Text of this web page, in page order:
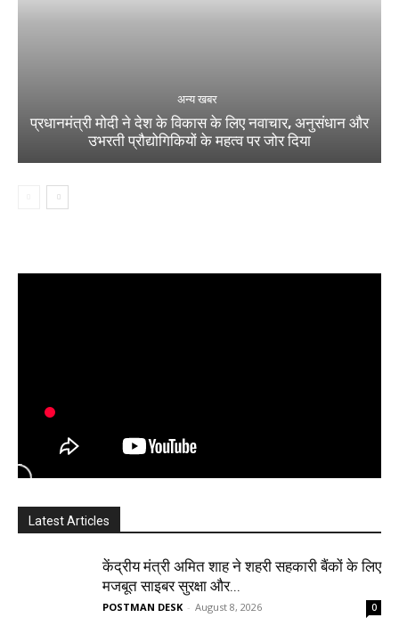
अन्य खबर
प्रधानमंत्री मोदी ने देश के विकास के लिए नवाचार, अनुसंधान और
उभरती प्रौद्योगिकियों के महत्व पर जोर दिया
Latest Articles
केंद्रीय मंत्री अमित शाह ने शहरी सहकारी बैंकों के लिए
मजबूत साइबर सुरक्षा और...
POSTMAN DESK - August 8, 2026 0